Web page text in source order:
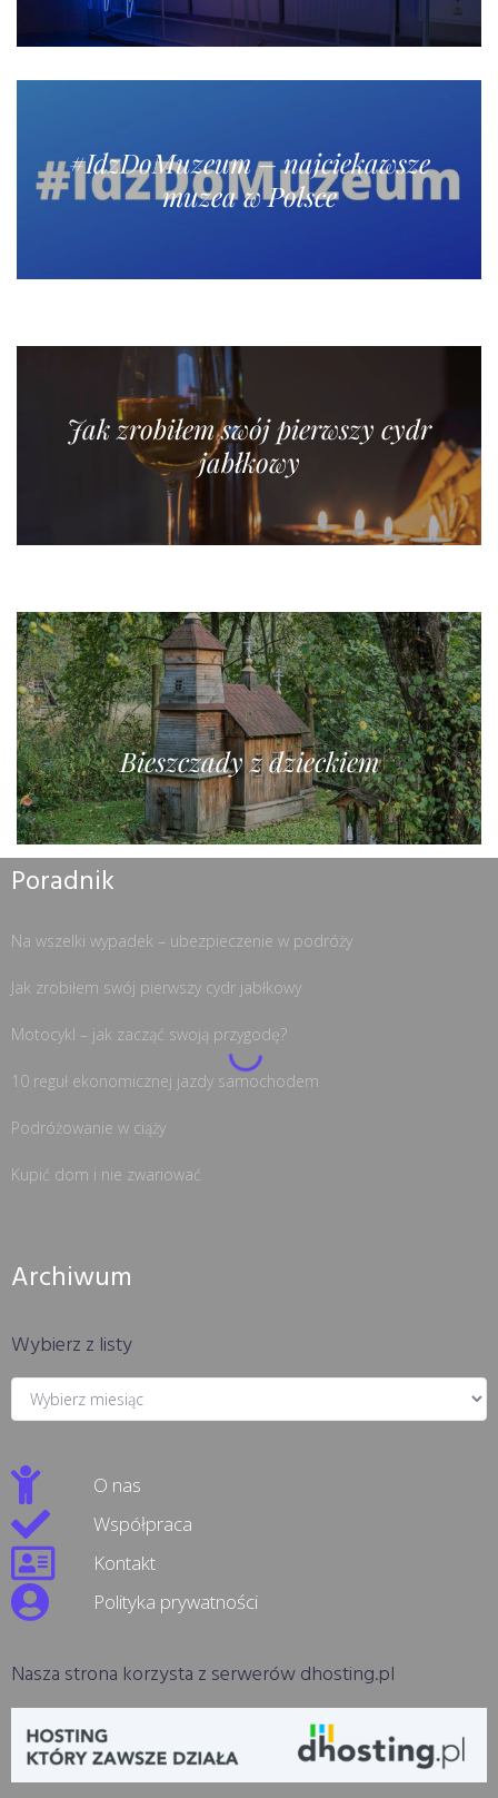
#IdzDoMuzeum – najciekawsze
muzea w Polsce
Jak zrobiłem swój pierwszy cydr
jabłkowy
Bieszczady z dzieckiem
Poradnik
Na wszelki wypadek – ubezpieczenie w podróży
Jak zrobiłem swój pierwszy cydr jabłkowy
Motocykl – jak zacząć swoją przygodę?
10 reguł ekonomicznej jazdy samochodem
Podróżowanie w ciąży
Kupić dom i nie zwariować
Archiwum
Wybierz z listy
O nas
Współpraca
Kontakt
Polityka prywatności
Nasza strona korzysta z serwerów dhosting.pl